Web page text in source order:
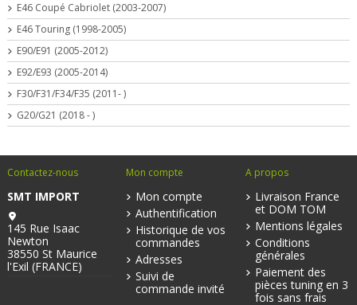
E46 Coupé Cabriolet (2003-2007)
E46 Touring (1998-2005)
E90/E91 (2005-2012)
E92/E93 (2005-2014)
F30/F31/F34/F35 (2011- )
G20/G21 (2018 - )
Contactez-nous
SMT IMPORT
145 Rue Isaac
Newton
38550 St Maurice
l'Exil (FRANCE)
Mon compte
Mon compte
Authentification
Historique de vos
commandes
Adresses
Suivi de
commande invité
A propos
Livraison France
et DOM TOM
Mentions légales
Conditions
générales
Paiement des
pièces tuning en 3
fois sans frais